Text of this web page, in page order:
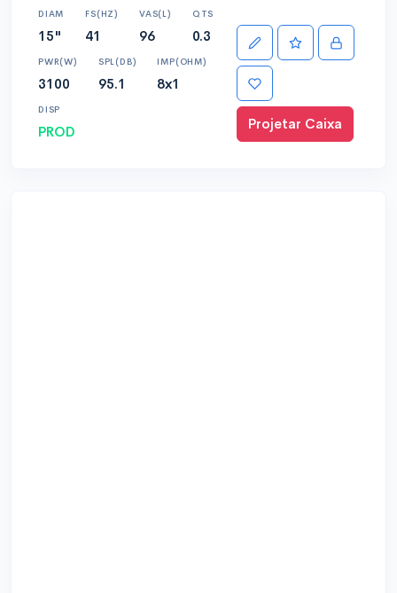
DIAM
15"
FS(HZ)
41
VAS(L)
96
QTS
0.3
PWR(W)
3100
SPL(DB)
95.1
IMP(OHM)
8x1
DISP
PROD Projetar Caixa